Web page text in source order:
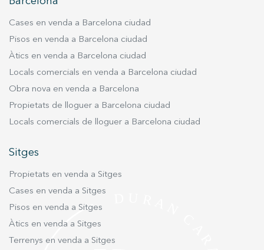
Cases en venda a Barcelona ciudad
Pisos en venda a Barcelona ciudad
Àtics en venda a Barcelona ciudad
Locals comercials en venda a Barcelona ciudad
Obra nova en venda a Barcelona
Propietats de lloguer a Barcelona ciudad
Locals comercials de lloguer a Barcelona ciudad
Sitges
Propietats en venda a Sitges
Cases en venda a Sitges
Pisos en venda a Sitges
Àtics en venda a Sitges
Terrenys en venda a Sitges
una millor experiència a través de productes recomanats.
Aquestes cookies són utilitzades per emmagatzemar
de l'usuari a través de l'observació continuada dels seus
hàbits de navegació al lloc web i mostrar publicitat
relacionada amb el perfil de navegació de l'usuari.